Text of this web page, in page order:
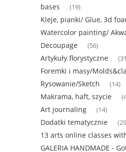
bases
(19)
Kleje, pianki/ Glue, 3d
Watercolor painting/
Decoupage (56)
Artykuły florystyczne
Foremki i masy/
Rysowanie/Sketch (14)
Makrama, haft, szycie
Art journaling (14)
Dodatki tematycznie
13 arts online classes
GALERIA HANDMADE -